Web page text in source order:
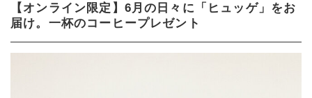
【オンライン限定】6月の日々に「ヒュッゲ」をお
届け。一杯のコーヒープレゼント